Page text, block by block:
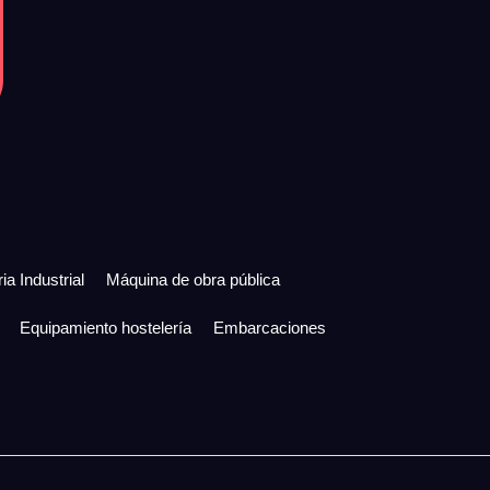
Industrial Máquina de obra pública
Equipamiento hostelería Embarcaciones